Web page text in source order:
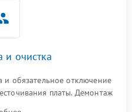
и очистка
и обязательное отключение
платы. Демонтаж